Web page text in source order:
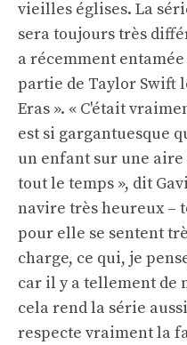
vieilles églises. La
sera toujours très
a récemment
partie de Taylor Swift
Eras ». « C'était
est si gargantuesque
un enfant sur une
tout le temps », dit
navire très heureux –
pour elle se sentent
charge, ce qui, je
car il y a tellement de
cela rend la série
respecte vraiment la